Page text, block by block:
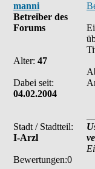
manni
Betreiber des
Forums
Alter: 47
Dabei seit:
04.02.2004
Stadt / Stadtteil:
I-Arzl
Bewertungen:0